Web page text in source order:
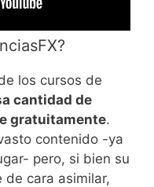
los cursos de
cantidad de
gratuitamente.
contenido -ya
pero, si bien su
de cara asimilar,